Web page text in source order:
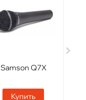
Samson Q7X
Купить